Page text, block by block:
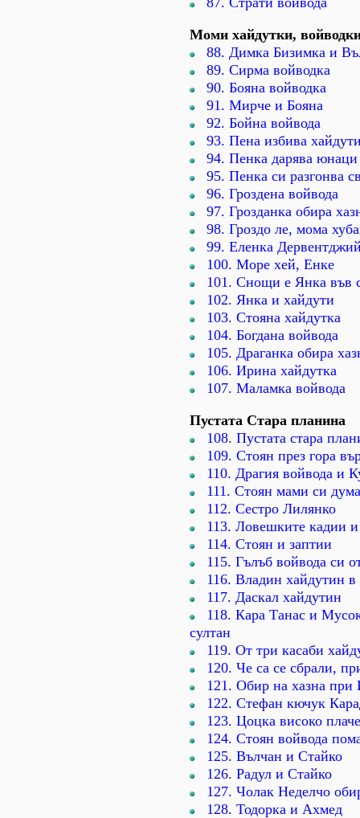
Моми хайдутки,
88. Димка Бизимка и
89. Сирма войводка
90. Бояна войводка
91. Мирче и Бояна
92. Бойна войвода
93. Пена избива
94. Пенка дарява юнаци
95. Пенка си разгонва
96. Гроздена войвода
97. Грозданка обира
98. Гроздо ле, мома
99. Еленка
100. Море хей, Енке
101. Снощи е Янка във
102. Янка и хайдути
103. Стояна хайдутка
104. Богдана войвода
105. Драганка обира
106. Ирина хайдутка
107. Маламка войвода
Пустата Стара планина
108. Пустата стара
109. Стоян през гора
110. Драгия войвода и
111. Стоян мами си
112. Сестро Лилянко
113. Ловешките кадии
114. Стоян и заптии
115. Гълъб войвода си
116. Владин хайдутин
117. Даскал хайдутин
118. Кара Танас и
султан
119. От три касаби
120. Че са се сбрали,
121. Обир на хазна при
122. Стефан кючук
123. Цоцка високо
124. Стоян войвода
125. Вълчан и Стайко
126. Радул и Стайко
127. Чолак Неделчо
128. Тодорка и Ахмед